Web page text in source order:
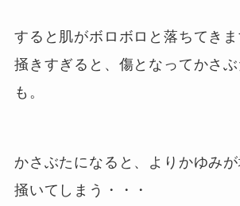
すると肌がボロボロと落ちてきま
掻きすぎると、傷となってかさ
も。
かさぶたになると、よりかゆみ
掻いてしまう・・・